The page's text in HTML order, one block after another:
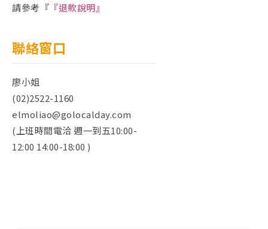
請參考『 『退款說明』
聯絡窗口
廖小姐
(02)2522-1160
elmoliao@golocalday.com
(上班時間電洽 週一到五10:00-
12:00 14:00-18:00 )